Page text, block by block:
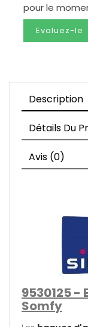
pour le
Evaluez-le
Description
Détails Du
Avis (0)
9530125 -
Somfy